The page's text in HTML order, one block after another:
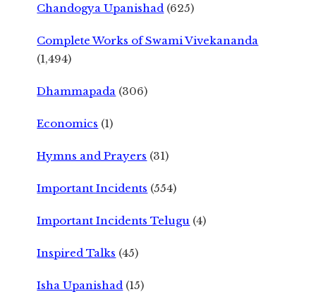
Chandogya Upanishad (625)
Complete Works of Swami Vivekananda
(1,494)
Dhammapada (306)
Economics (1)
Hymns and Prayers (31)
Important Incidents (554)
Important Incidents Telugu (4)
Inspired Talks (45)
Isha Upanishad (15)